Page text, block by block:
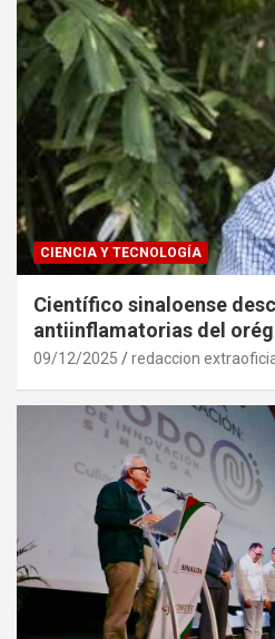
CIENCIA Y TECNOLOGÍA
Científico sinaloense
antiinflamatorias del
09/12/2025 redaccion